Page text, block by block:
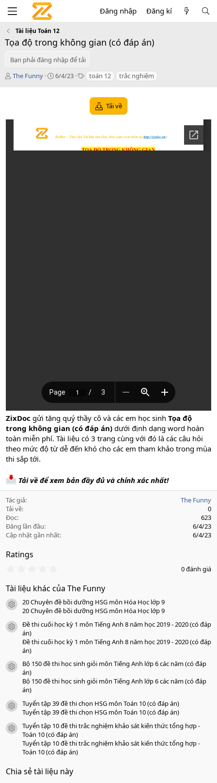
Đăng nhập Đăng kí
Tài liệu Toán 12
Tọa độ trong không gian (có đáp án)
Bạn phải đăng nhập để tải
T
ả
The Funny
C
n
6/4/23
T toán 12 trắc nghiệm
Tải về
ZixDoc gửi tặng quý thầy cô và các em học sinh Tọa độ
trong không gian (có đáp án) dưới định dạng word hoàn
toàn miễn phí. Tài liệu có 3 trang cùng với đó là các câu hỏi
theo mức độ từ dễ đến khó cho các em tham khảo trong mùa
thi sắp tới.
Tải về để xem bản đầy đủ và chính xác nhất!
Tác giả
The Funny
Tải về
0
Đọc
623
Đăng lần đầu
6/4/23
Cập nhật gần nhất
6/4/23
Ratings
0
0
s
a
o
0 đánh giá
Tài liệu khác của The Funny
icon tài liệu
20 Chuyên đề bồi dưỡng HSG môn Hóa Học lớp 9
20 Chuyên đề bồi dưỡng HSG môn Hóa Học lớp 9
icon tài liệu
Đề thi cuối học kỳ 1 môn Tiếng Anh 8 năm học 2019 - 2020 (có đáp
án)
Đề thi cuối học kỳ 1 môn Tiếng Anh 8 năm học 2019 - 2020 (có đáp
án)
icon tài liệu
Bộ 150 đề thi học sinh giỏi môn Tiếng Anh lớp 6 các năm (có đáp
án)
Bộ 150 đề thi học sinh giỏi môn Tiếng Anh lớp 6 các năm (có đáp
án)
icon tài liệu
Tuyển tập 39 đề thi chọn HSG môn Toán 10 (có đáp án)
Tuyển tập 39 đề thi chọn HSG môn Toán 10 (có đáp án)
icon tài liệu
Tuyển tập 10 đề thi trắc nghiệm khảo sát kiến thức tổng hợp -
Toán 10 (có đáp án)
Tuyển tập 10 đề thi trắc nghiệm khảo sát kiến thức tổng hợp -
Toán 10 (có đáp án)
Chia sẻ tài liệu này